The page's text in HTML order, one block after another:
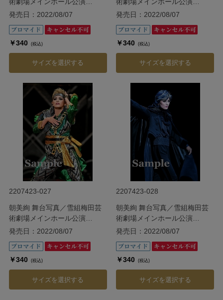
『ODYSSEY―The Age of
発売日：2022/08/07
￥340 (税込)
サイズを選択する
『ODYSSEY―The Age of
発売日：2022/08/07
￥340 (税込)
サイズを選択する
2207423-027
朝美絢 舞台写真／雪組梅田芸
術劇場メインホール公演
『ODYSSEY―The Age of
発売日：2022/08/07
￥340 (税込)
サイズを選択する
2207423-028
朝美絢 舞台写真／雪組梅田芸
術劇場メインホール公演
『ODYSSEY―The Age of
発売日：2022/08/07
￥340 (税込)
サイズを選択する